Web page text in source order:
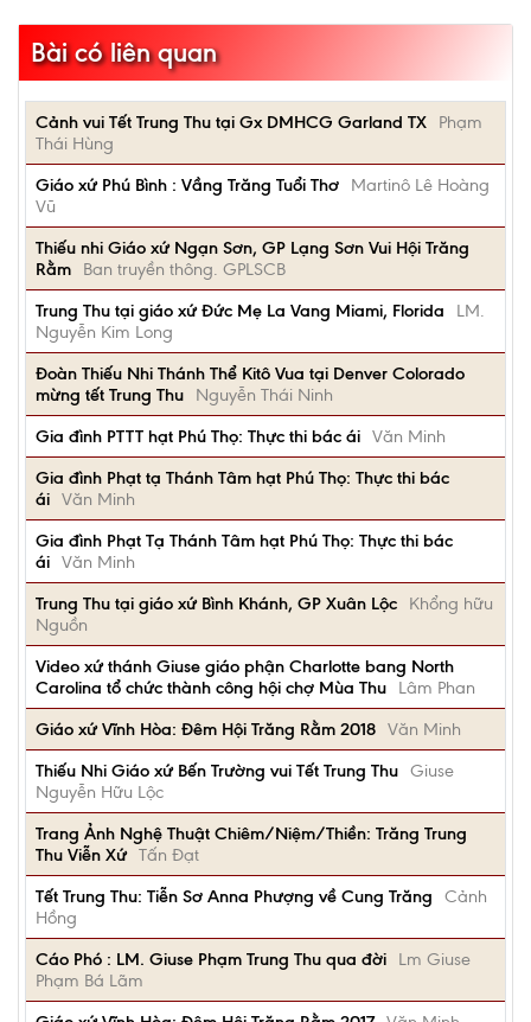
Bài có liên quan
Cảnh vui Tết Trung Thu tại Gx DMHCG Garland TX
Phạm
Thái Hùng
Giáo xứ Phú Bình : Vầng Trăng Tuổi Thơ
Martinô Lê Hoàng
Vũ
Thiếu nhi Giáo xứ Ngạn Sơn, GP Lạng Sơn Vui Hội Trăng
Rằm
Ban truyền thông. GPLSCB
Trung Thu tại giáo xứ Đức Mẹ La Vang Miami, Florida
LM.
Nguyễn Kim Long
Đoàn Thiếu Nhi Thánh Thể Kitô Vua tại Denver Colorado
mừng tết Trung Thu
Nguyễn Thái Ninh
Gia đình PTTT hạt Phú Thọ: Thực thi bác ái Văn Minh
Gia đình Phạt tạ Thánh Tâm hạt Phú Thọ: Thực thi bác
ái Văn Minh
Gia đình Phạt Tạ Thánh Tâm hạt Phú Thọ: Thực thi bác
ái Văn Minh
Trung Thu tại giáo xứ Bình Khánh, GP Xuân Lộc
Khổng hữu
Nguồn
Video xứ thánh Giuse giáo phận Charlotte bang North
Carolina tổ chức thành công hội chợ Mùa Thu
Lâm Phan
Giáo xứ Vĩnh Hòa: Đêm Hội Trăng Rằm 2018 Văn Minh
Thiếu Nhi Giáo xứ Bến Trường vui Tết Trung Thu Giuse
Nguyễn Hữu Lộc
Trang Ảnh Nghệ Thuật Chiêm/Niệm/Thiền: Trăng Trung
Thu Viễn Xứ Tấn Đạt
Tết Trung Thu: Tiễn Sơ Anna Phượng về Cung Trăng
Cảnh
Hồng
Cáo Phó : LM. Giuse Phạm Trung Thu qua đời
Lm Giuse
Phạm Bá Lãm